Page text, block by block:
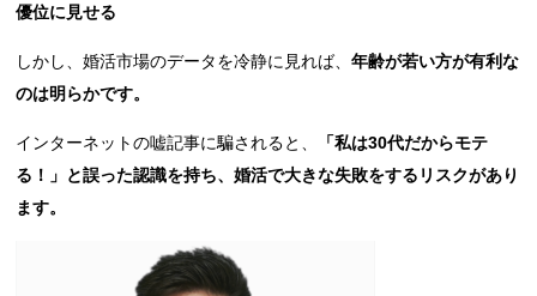
優位に見せる
しかし、婚活市場のデータを冷静に見れば、年齢が若い方が有利な
のは明らかです。
インターネットの嘘記事に騙されると、
「私は30代だからモテ
る！」と誤った認識を持ち、婚活で大きな失敗をするリスクがあり
ます。